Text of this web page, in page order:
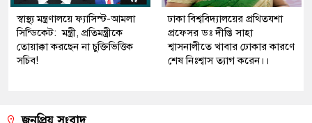
স্বাস্থ্য মন্ত্রণালয়ে ফ্যাসিস্ট-আমলা
সিন্ডিকেট: মন্ত্রী, প্রতিমন্ত্রীকে
তোয়াক্কা করছেন না চুক্তিভিত্তিক
সচিব!
ঢাকা বিশ্ববিদ্যালয়ের প্রথিতযশা
প্রফেসর ডঃ দীপ্তি সাহা
শ্বাসনালীতে খাবার ঢোকার কারণে
শেষ নিঃশ্বাস ত্যাগ করেন।।